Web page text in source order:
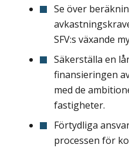
Se över
SFV:s växande
Säkerställa en
finansieringen
med de
fastigheter.
Förtydliga
processen för